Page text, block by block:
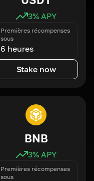
3% APY
Premières récompenses
sous
6 heures
Stake now
BNB
3% APY
Premières récompenses
sous